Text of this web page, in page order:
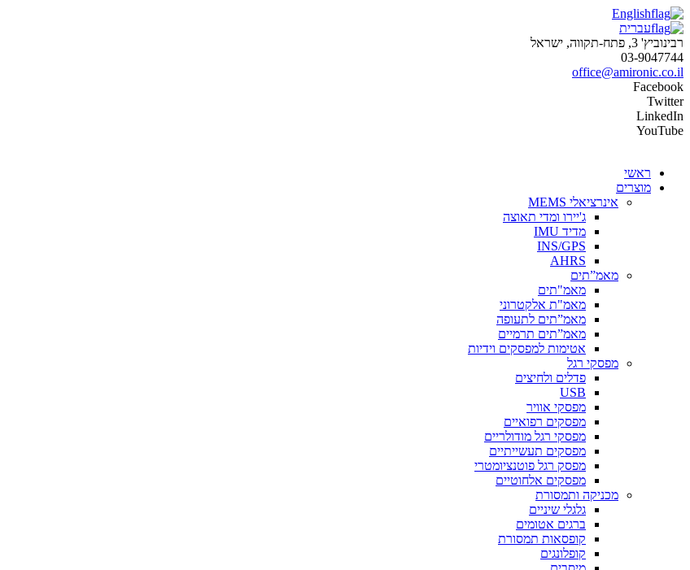
English
עברית
רבינוביץ' 3, פתח-תקווה, ישראל
03-9047744
office@amironic.co.il
Facebook
Twitter
LinkedIn
YouTube
ראשי
מוצרים
אינרציאלי MEMS
ג'יירו ומדי תאוצה
מדיד IMU
INS/GPS
AHRS
מאמ”תים
מאמ"תים
מאמ"ת אלקטרוני
מאמ”תים לתעופה
מאמ”תים תרמיים
אטימות למפסקים וידיות
מפסקי רגל
פדלים ולחיצים
USB
מפסקי אוויר
מפסקים רפואיים
מפסקי רגל מודולריים
מפסקים תעשייתיים
מפסק רגל פוטנציומטרי
מפסקים אלחוטיים
מכניקה ותמסורת
גלגלי שיניים
ברגים אטומים
קופסאות תמסורת
קופלונגים